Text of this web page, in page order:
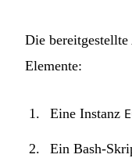
Die
Elemente:
Eine Instanz
Ein Bash-